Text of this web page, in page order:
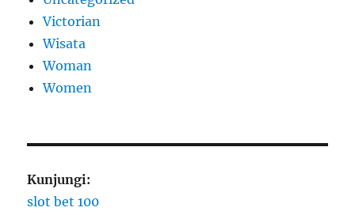
Victorian
Wisata
Woman
Women
Kunjungi:
slot bet 100